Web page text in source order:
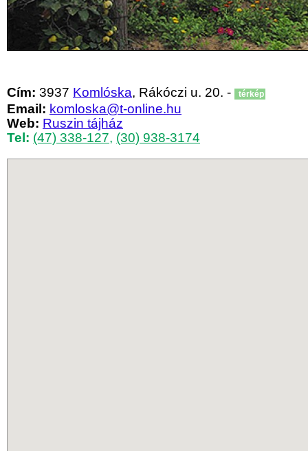
Cím: 3937 Komlóska, Rákóczi u. 20. - térkép
Email: komloska@t-online.hu
Web: Ruszin tájház
Tel: (47) 338-127, (30) 938-3174